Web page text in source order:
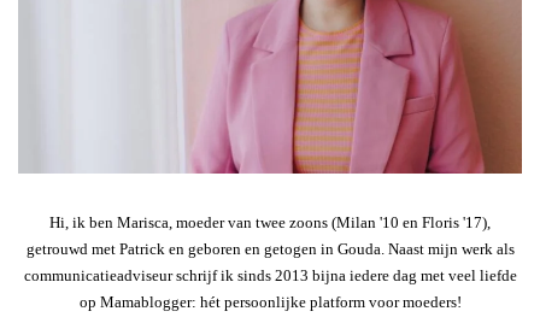
Hi, ik ben Marisca, moeder van twee zoons (Milan '10 en Floris '17),
getrouwd met Patrick en geboren en getogen in Gouda. Naast mijn werk als
communicatieadviseur schrijf ik sinds 2013 bijna iedere dag met veel liefde
op Mamablogger: hét persoonlijke platform voor moeders!